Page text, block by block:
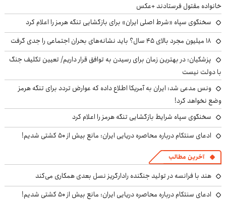
خانواده مقتول فرستادند +عکس
سخنگوی سپاه «شرط اصلی ایران» برای بازگشایی تنگه هرمز را اعلام کرد
۱۸ میلیون مجرد بالای ۴۵ سال؟ باید نشانه‌های بحران اجتماعی را جدی گرفت
پزشکیان‌: در بهترین زمان برای رسیدن به توافق قرار داریم/ تعیین تکلیف جنگ
با دولت نیست
ونس مدعی شد: ایران به آمریکا اطلاع داده که عوارض تردد برای تنگه هرمز
وضع نخواهد کرد!
سخنگوی سپاه شرایط بازگشایی تنگه هرمز را اعلام کرد
ادعای سنتکام درباره محاصره دریایی ایران: مانع بیش از ۵۰ کشتی شدیم!
آخرین مطالب
هند با فرانسه در تولید جنگنده رادارگریز نسل بعدی همکاری می‌کند
ادعای سنتکام درباره محاصره دریایی ایران: مانع بیش از ۵۰ کشتی شدیم!